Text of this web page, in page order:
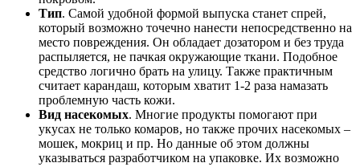
Тип. Самой удобной формой выпуска станет спрей,
который возможно точечно нанести непосредственно на
место повреждения. Он обладает дозатором и без труда
распыляется, не пачкая окружающие ткани. Подобное
средство логично брать на улицу. Также практичным
считает карандаш, которым хватит 1-2 раза намазать
проблемную часть кожи.
Вид насекомых. Многие продукты помогают при
укусах не только комаров, но также прочих насекомых –
мошек, мокриц и пр. Но данные об этом должны
указываться разработчиком на упаковке. Их возможно